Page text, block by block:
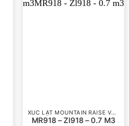
XÚC LẬT MOUNTAIN RAISE VÀ RONGWEI
MR918 – Zl918 – 0.7 M3